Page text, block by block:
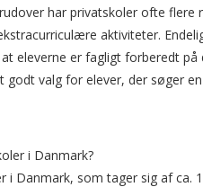
har privatskoler ofte flere
aktiviteter.
eleverne er fagligt forberedt
valg for elever, der søger
i Danmark?
i Danmark, som tager sig af